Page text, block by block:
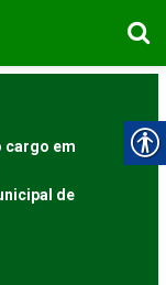
cargo em
de